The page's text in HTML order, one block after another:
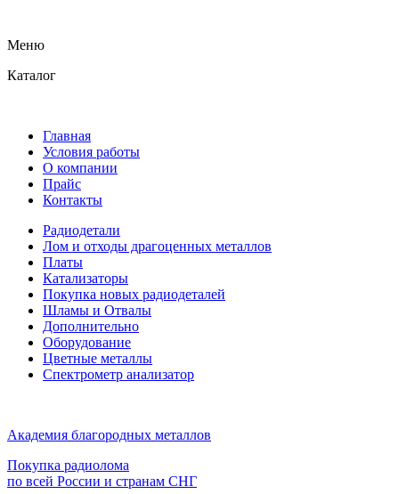
Меню
Каталог
Главная
Условия работы
О компании
Прайс
Контакты
Радиодетали
Лом и отходы драгоценных металлов
Платы
Катализаторы
Покупка новых радиодеталей
Шламы и Отвалы
Дополнительно
Оборудование
Цветные металлы
Спектрометр анализатор
Академия благородных металлов
Покупка радиолома
по всей России и странам СНГ